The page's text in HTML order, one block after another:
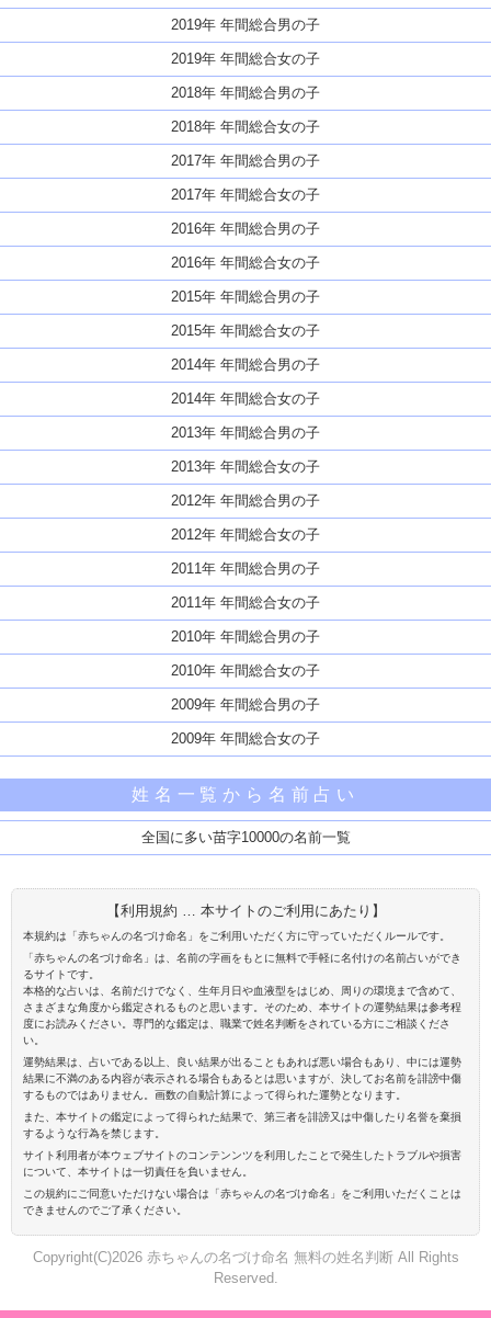
2019年 年間総合男の子
2019年 年間総合女の子
2018年 年間総合男の子
2018年 年間総合女の子
2017年 年間総合男の子
2017年 年間総合女の子
2016年 年間総合男の子
2016年 年間総合女の子
2015年 年間総合男の子
2015年 年間総合女の子
2014年 年間総合男の子
2014年 年間総合女の子
2013年 年間総合男の子
2013年 年間総合女の子
2012年 年間総合男の子
2012年 年間総合女の子
2011年 年間総合男の子
2011年 年間総合女の子
2010年 年間総合男の子
2010年 年間総合女の子
2009年 年間総合男の子
2009年 年間総合女の子
姓名一覧から名前占い
全国に多い苗字10000の名前一覧
【利用規約 … 本サイトのご利用にあたり】
本規約は「赤ちゃんの名づけ命名」をご利用いただく方に守っていただくルールです。
「赤ちゃんの名づけ命名」は、名前の字画をもとに無料で手軽に名付けの名前占いができ
るサイトです。
本格的な占いは、名前だけでなく、生年月日や血液型をはじめ、周りの環境まで含めて、
さまざまな角度から鑑定されるものと思います。そのため、本サイトの運勢結果は参考程
度にお読みください。専門的な鑑定は、職業で姓名判断をされている方にご相談くださ
い。
運勢結果は、占いである以上、良い結果が出ることもあれば悪い場合もあり、中には運勢
結果に不満のある内容が表示される場合もあるとは思いますが、決してお名前を誹謗中傷
するものではありません。画数の自動計算によって得られた運勢となります。
また、本サイトの鑑定によって得られた結果で、第三者を誹謗又は中傷したり名誉を棄損
するような行為を禁じます。
サイト利用者が本ウェブサイトのコンテンンツを利用したことで発生したトラブルや損害
について、本サイトは一切責任を負いません。
この規約にご同意いただけない場合は「赤ちゃんの名づけ命名」をご利用いただくことは
できませんのでご了承ください。
Copyright(C)2026 赤ちゃんの名づけ命名 無料の姓名判断 All Rights
Reserved.